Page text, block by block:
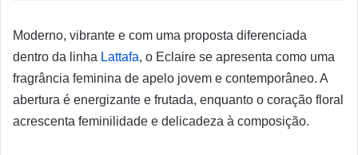
Moderno, vibrante e com uma proposta diferenciada
dentro da linha Lattafa, o Eclaire se apresenta como uma
fragrância feminina de apelo jovem e contemporâneo. A
abertura é energizante e frutada, enquanto o coração floral
acrescenta feminilidade e delicadeza à composição.